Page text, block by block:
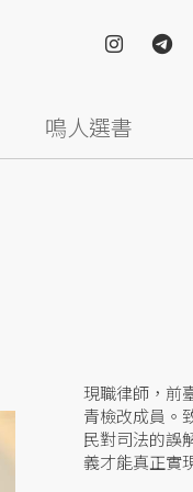
鳴人選書
現職律師，前
青檢改成員。
民對司法的誤
義才能真正實